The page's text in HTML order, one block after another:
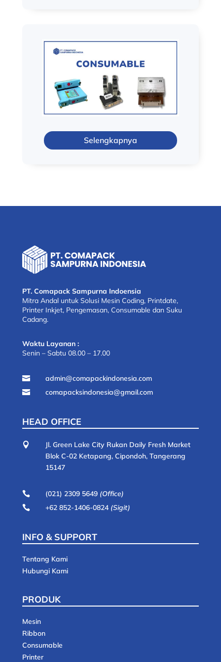
Selengkapnya
PT. Comapack Sampurna Indoensia
Mitra Andal untuk Solusi Mesin Coding, Printdate,
Printer Inkjet, Pengemasan, Consumable dan Suku
Cadang.
Waktu Layanan :
Senin – Sabtu 08.00 – 17.00
 admin@comapackindonesia.com
 comapacksindonesia@gmail.com
HEAD OFFICE

Jl. Green Lake City Rukan Daily Fresh Market
Blok C-02 Ketapang, Cipondoh, Tangerang
15147
 (021) 2309 5649 (Office)
 +62 852-1406-0824 (Sigit)
INFO & SUPPORT
Tentang Kami
Hubungi Kami
PRODUK
Mesin
Ribbon
Consumable
Printer